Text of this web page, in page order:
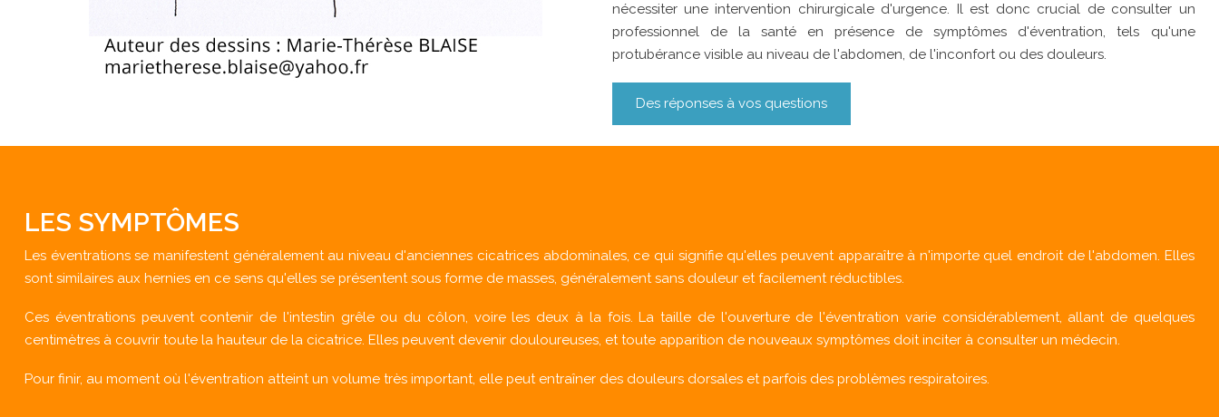
nécessiter une intervention chirurgicale d'urgence. Il est donc crucial de consulter un
professionnel de la santé en présence de symptômes d'éventration, tels qu'une
protubérance visible au niveau de l'abdomen, de l'inconfort ou des douleurs.
Des réponses à vos questions
LES SYMPTÔMES
Les éventrations se manifestent généralement au niveau d'anciennes cicatrices abdominales, ce qui signifie qu'elles peuvent apparaître à n'importe quel endroit de l'abdomen. Elles
sont similaires aux hernies en ce sens qu'elles se présentent sous forme de masses, généralement sans douleur et facilement réductibles.
Ces éventrations peuvent contenir de l'intestin grêle ou du côlon, voire les deux à la fois. La taille de l'ouverture de l'éventration varie considérablement, allant de quelques
centimètres à couvrir toute la hauteur de la cicatrice. Elles peuvent devenir douloureuses, et toute apparition de nouveaux symptômes doit inciter à consulter un médecin.
Pour finir, au moment où l'éventration atteint un volume très important, elle peut entraîner des douleurs dorsales et parfois des problèmes respiratoires.